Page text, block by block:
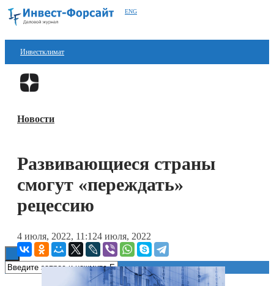
ENG
Инвестклимат
Финансы
Блокчейн
Новости
Развивающиеся страны
смогут «переждать»
рецессию
4 июля, 2022, 11:124 июля, 2022